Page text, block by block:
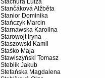
Stachura Luiza
Stančáková Alžběta
Stanior Dominika
Stańczyk Marcin
Starnawska Karolina
Starowojt Iryna
Staszowski Kamil
Staśko Maja
Stawiszyński Tomasz
Steblik Jakub
Stefańska Magdalena